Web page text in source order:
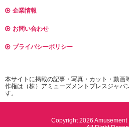
企業情報
お問い合わせ
プライバシーポリシー
本サイトに掲載の記事・写真・カット・動画
作権は（株）アミューズメントプレスジャパ
す。
Copyright 2026 Amusement